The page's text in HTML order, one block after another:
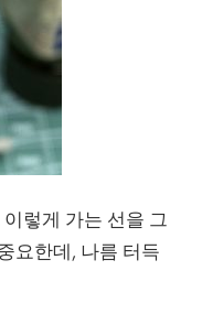
이렇게 가는 선을 그
요한데, 나름 터득